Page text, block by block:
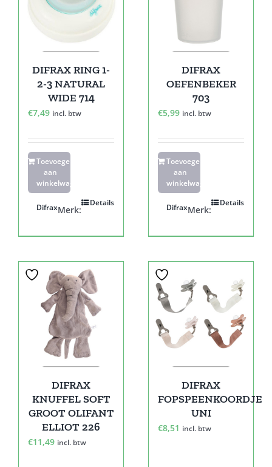
DIFRAX RING 1-
2-3 NATURAL
WIDE 714
€7,49 incl. btw
Toevoegen
aan
winkelwagen
Details
Merk:
Difrax
DIFRAX
OEFENBEKER
703
€5,99 incl. btw
Toevoegen
aan
winkelwagen
Details
Merk:
Difrax
DIFRAX
KNUFFEL SOFT
GROOT OLIFANT
ELLIOT 226
€11,49 incl. btw
DIFRAX
FOPSPEENKOORDJE
UNI
€8,51 incl. btw